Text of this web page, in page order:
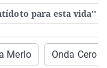
para esta vida''
Merlo Onda Cero